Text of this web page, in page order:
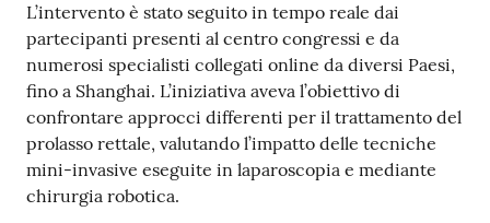
a
s
p
a
r
e
n
t
L’intervento è stato seguito in tempo reale dai
partecipanti presenti al centro congressi e da
numerosi specialisti collegati online da diversi Paesi,
fino a Shanghai. L’iniziativa aveva l’obiettivo di
confrontare approcci differenti per il trattamento del
prolasso rettale, valutando l’impatto delle tecniche
mini-invasive eseguite in laparoscopia e mediante
chirurgia robotica.